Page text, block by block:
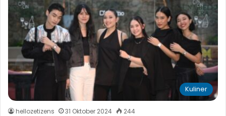
Kuliner
hellozetizens 31 Oktober 2024 244